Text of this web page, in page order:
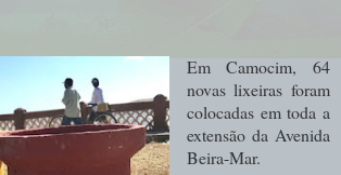
Em Camocim, 64
novas lixeiras foram
colocadas em toda a
extensão da Avenida
Beira-Mar.